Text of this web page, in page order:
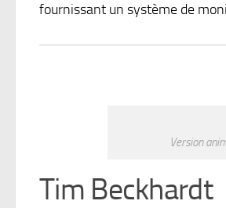
fournissant un système de
Version
Tim Beckhardt